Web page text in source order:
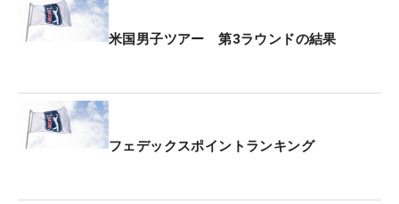
ータル10アンダー・7位に順位を上げた。
トータルイーブンパー・55位タイで競技を終えた。
トータル12アンダー・首位にブラーデン・ソーンベ
米国男子ツアー 第3ラウンドの結果
フェデックスポイントランキング